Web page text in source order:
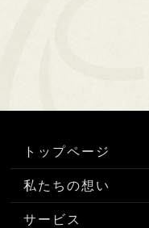
トップページ
私たちの想い
サービス